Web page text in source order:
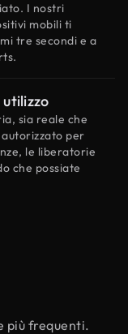
I nostri
mobili ti
tre secondi e a
sia reale che
per
le liberatorie
che possiate
più frequenti.